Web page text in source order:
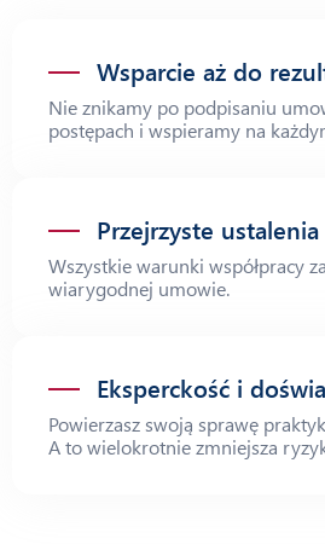
Wsparcie aż do
Nie znikamy po podpisaniu
postępach i wspieramy na
Przejrzyste ustalenia
Wszystkie warunki współpracy
wiarygodnej umowie.
Eksperckość i
Powierzasz swoją sprawę
A to wielokrotnie zmniejsza